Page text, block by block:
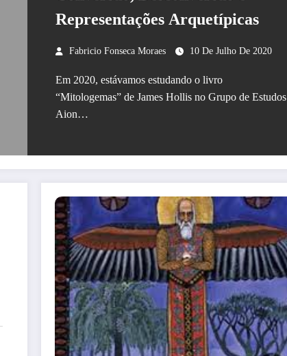
Representações Arquetípicas
Fabricio Fonseca Moraes 10 De Julho De 2020
Em 2020, estávamos estudando o livro
“Mitologemas” de James Hollis no Grupo de Estudos
Aion…